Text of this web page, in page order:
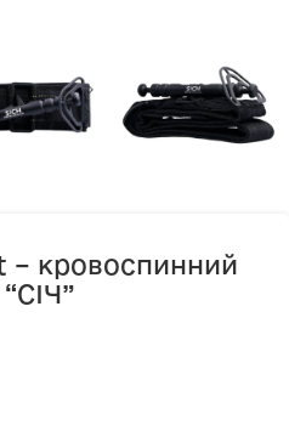
– кровоспинний